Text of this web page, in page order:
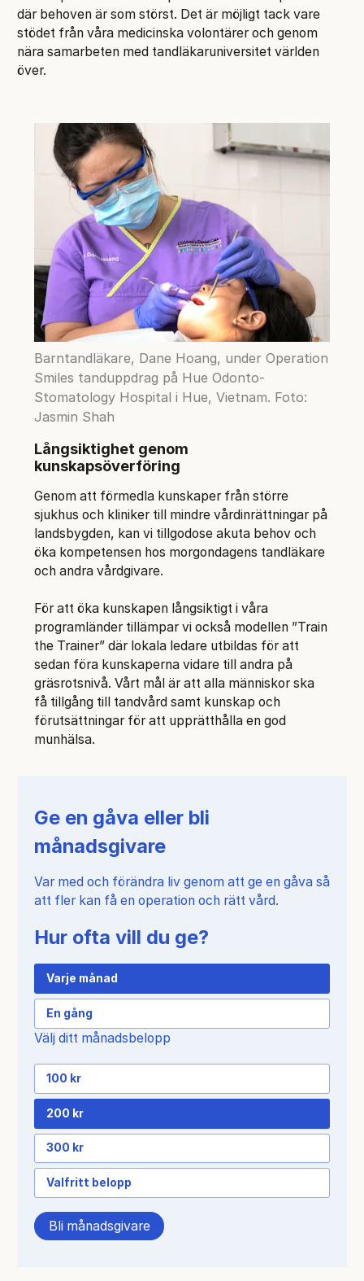
där behoven är som störst. Det är möjligt tack vare
stödet från våra medicinska volontärer och genom
nära samarbeten med tandläkaruniversitet världen
över.
Barntandläkare, Dane Hoang, under Operation
Smiles tanduppdrag på Hue Odonto-
Stomatology Hospital i Hue, Vietnam. Foto:
Jasmin Shah
Långsiktighet genom
kunskapsöverföring
Genom att förmedla kunskaper från större
sjukhus och kliniker till mindre vårdinrättningar på
landsbygden, kan vi tillgodose akuta behov och
öka kompetensen hos morgondagens tandläkare
och andra vårdgivare.
För att öka kunskapen långsiktigt i våra
programländer tillämpar vi också modellen ”Train
the Trainer” där lokala ledare utbildas för att
sedan föra kunskaperna vidare till andra på
gräsrotsnivå. Vårt mål är att alla människor ska
få tillgång till tandvård samt kunskap och
förutsättningar för att upprätthålla en god
munhälsa.
Ge en gåva eller bli
månadsgivare
Var med och förändra liv genom att ge en gåva så
att fler kan få en operation och rätt vård.
Hur ofta vill du ge?
Varje månad
En gång
Välj ditt månadsbelopp
100 kr
200 kr
300 kr
Valfritt belopp
Bli månadsgivare